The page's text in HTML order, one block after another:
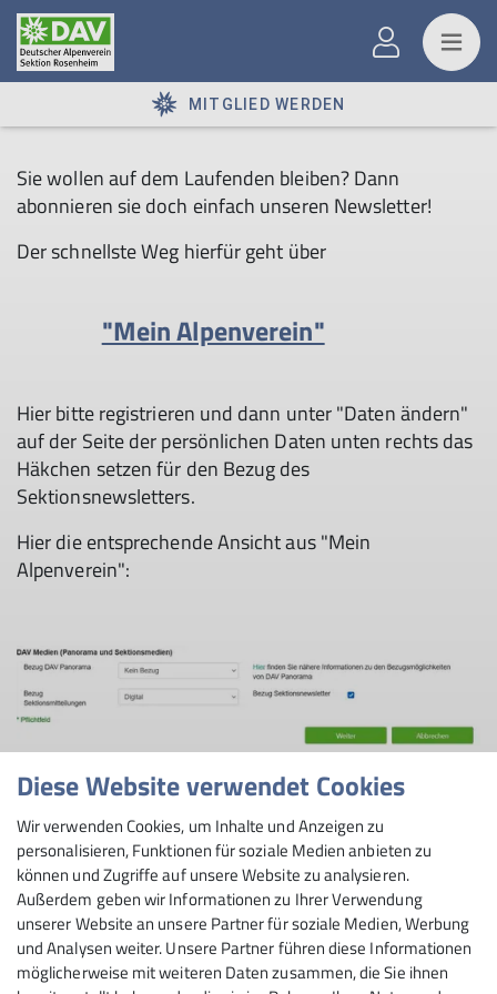
MITGLIED WERDEN
Sie wollen auf dem Laufenden bleiben? Dann
abonnieren sie doch einfach unseren Newsletter!
Der schnellste Weg hierfür geht über
"Mein Alpenverein"
Hier bitte registrieren und dann unter "Daten ändern"
auf der Seite der persönlichen Daten unten rechts das
Häkchen setzen für den Bezug des
Sektionsnewsletters.
Hier die entsprechende Ansicht aus "Mein
Alpenverein":
© DAV Sektion Rosenheim
Diese Website verwendet Cookies
Wir verwenden Cookies, um Inhalte und Anzeigen zu
personalisieren, Funktionen für soziale Medien anbieten zu
können und Zugriffe auf unsere Website zu analysieren.
Außerdem geben wir Informationen zu Ihrer Verwendung
unserer Website an unsere Partner für soziale Medien, Werbung
und Analysen weiter. Unsere Partner führen diese Informationen
möglicherweise mit weiteren Daten zusammen, die Sie ihnen